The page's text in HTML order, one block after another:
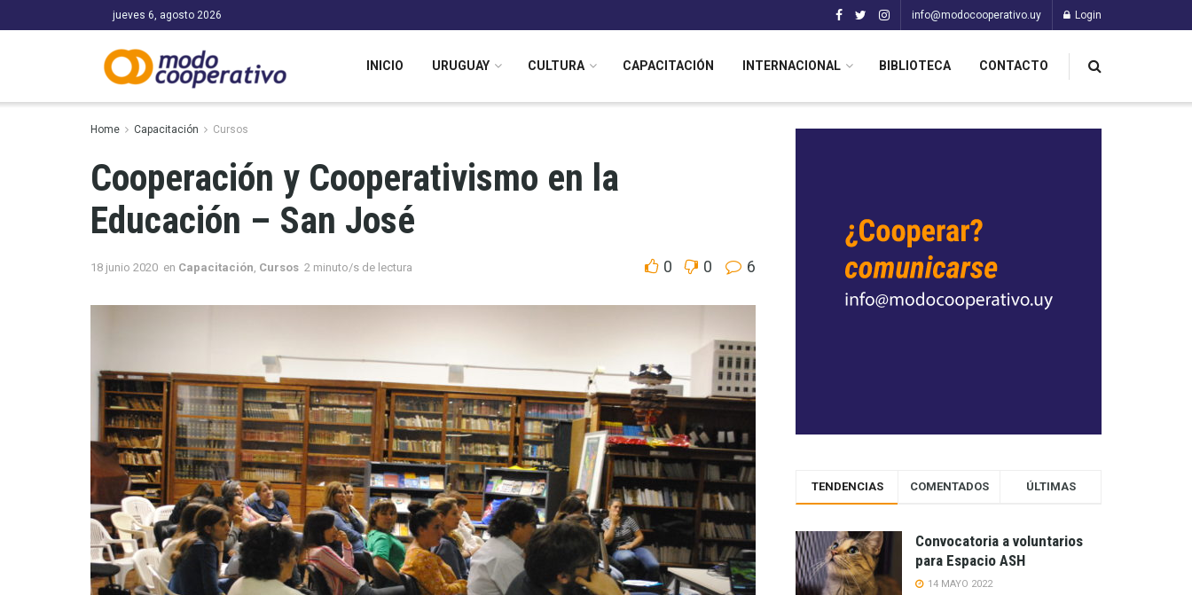
jueves 6, agosto 2026 info@modocooperativo.uy Login
INICIO URUGUAY CULTURA CAPACITACIÓN INTERNACIONAL BIBLIOTECA CONTACTO
Home Capacitación Cursos
Cooperación y Cooperativismo en la
Educación – San José
18 junio 2020 en Capacitación Cursos 2 minuto/s de lectura 0 0 6
TENDENCIAS COMENTADOS ÚLTIMAS
Convocatoria a voluntarios
para Espacio ASH
14 MAYO 2022